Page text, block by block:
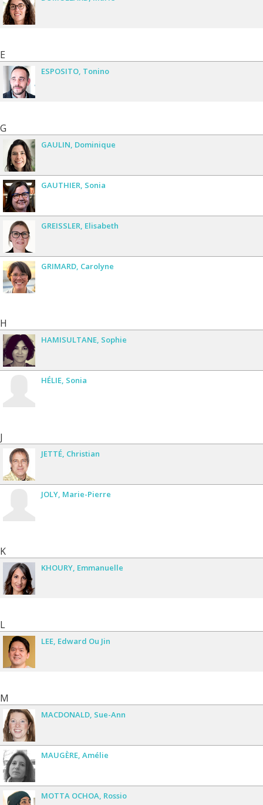
E
ESPOSITO Tonino
G
GAULIN Dominique
GAUTHIER Sonia
GREISSLER Elisabeth
GRIMARD Carolyne
H
HAMISULTANE Sophie
HÉLIE Sonia
J
JETTÉ Christian
JOLY Marie-Pierre
K
KHOURY Emmanuelle
L
LEE Edward Ou Jin
M
MACDONALD Sue-Ann
MAUGÈRE Amélie
MOTTA OCHOA Rossio